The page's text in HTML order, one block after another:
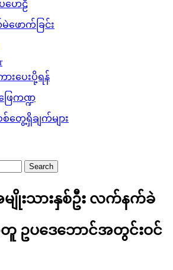
ဟေဠိ
ဖောက်ခြင်း
းပေးပို့ရန်
ြေကဏ္ဍ
တွေ့ရှိချက်များ
ျိုးသားနှစ်ဦး လက်နက်ခဲ
တူ ဥပဒေဘောင်အတွင်းဝင်